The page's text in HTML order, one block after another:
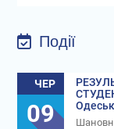
Події
ЧЕР
09